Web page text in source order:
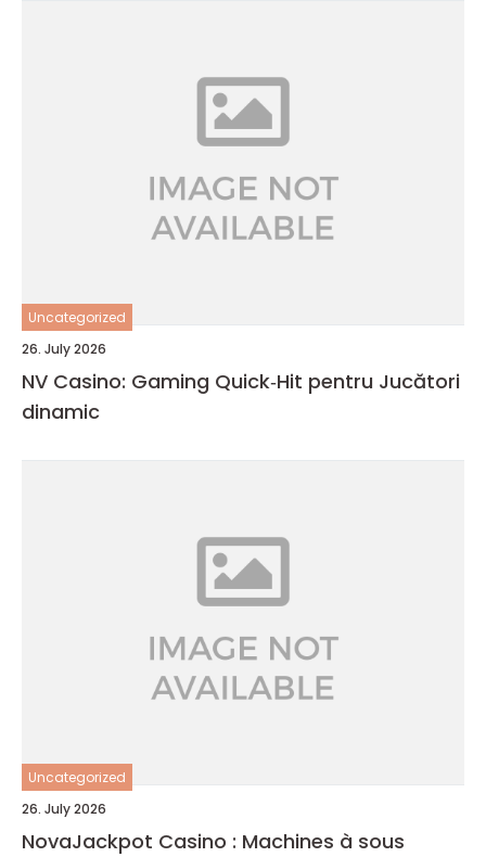
Uncategorized
26. July 2026
NV Casino: Gaming Quick‑Hit pentru Jucători
dinamic
Uncategorized
26. July 2026
NovaJackpot Casino : Machines à sous